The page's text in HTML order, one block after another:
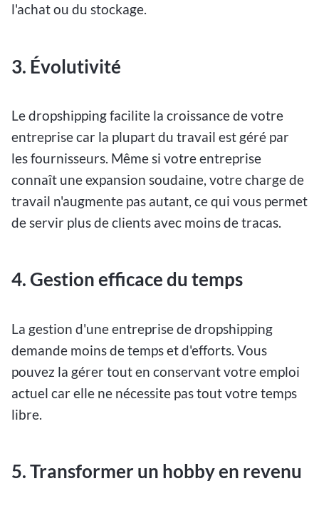
l'achat ou du stockage.
3. Évolutivité
Le dropshipping facilite la croissance de votre
entreprise car la plupart du travail est géré par
les fournisseurs. Même si votre entreprise
connaît une expansion soudaine, votre charge de
travail n'augmente pas autant, ce qui vous permet
de servir plus de clients avec moins de tracas.
4. Gestion efficace du temps
La gestion d'une entreprise de dropshipping
demande moins de temps et d'efforts. Vous
pouvez la gérer tout en conservant votre emploi
actuel car elle ne nécessite pas tout votre temps
libre.
5. Transformer un hobby en revenu